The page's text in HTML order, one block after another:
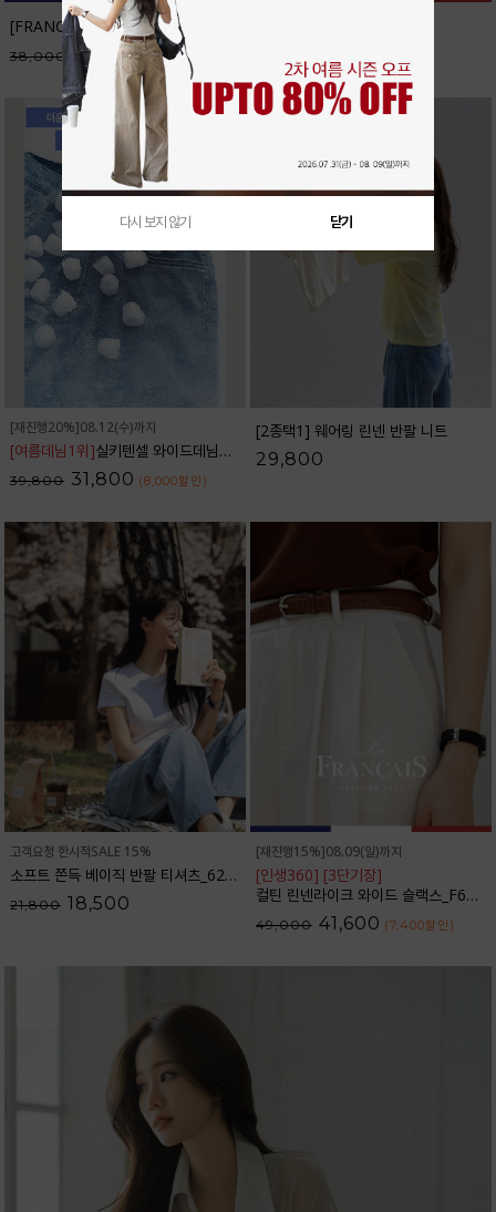
[FRANCAIS] 테너리프 반팔 니트_F6H298KN
38,000 32,300 (5,700할인
[재진행20%]08.12(수)까지
[여름데님1위]실키텐셀 와이드데님팬츠_32DP1832
39,800 31,800 (8,000할인 )
[2종택1] 웨어링 린넨 반팔 니트
29,800
고객요청 한시적SALE 15%
소프트 쫀득 베이직 반팔 티셔츠_62TS2066
21,800 18,500
[재진행15%]08.09(일)까지
[인생360] [3단기장]
컬틴 린넨라이크 와이드 슬랙스_F6S349SL
49,000 41,600 (7,400할인 )
다시 보지 않기 닫기